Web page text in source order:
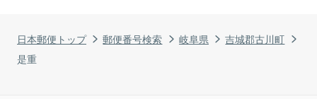
日本郵便トップ 郵便番号検索 岐阜県
吉城郡古川町
是重